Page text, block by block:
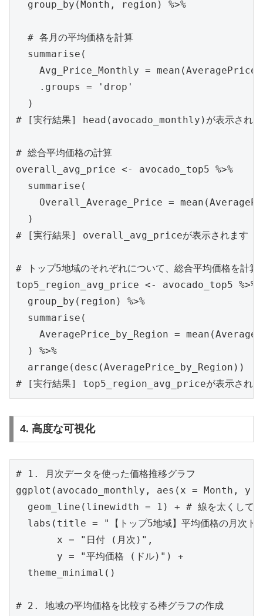
  group_by(Month, region) %>%
  # 各月の平均価格を計算
  summarise(
Avg_Price_Monthly =
    .groups = 'drop'
  )
# [実行結果] head(avocado_monthly)が表示されま
# 総合平均価格の計算
overall_avg_price <- avocado_top5 %>%
  summarise(
Overall_Average_Price =
  )
# [実行結果] overall_avg_priceが表示されます
# トップ5地域のそれぞれについて、総合平均価格を計算
top5_region_avg_price <- avocado_top5 %>%
  group_by(region) %>%
  summarise(
AveragePrice_by_Region =
  ) %>%
  arrange(desc(AveragePrice_by_Region))
# [実行結果] top5_region_avg_priceが表示されま
4. 高度な可視化
# 1. 月次データを使った価格推移グラフ
ggplot(avocado_monthly, aes(x = Month,
geom_line(linewidth = 1) + # 線を太くして見
labs(title = "【トップ5地域】平均価格の月次ト
       x = "日付 (月次)",
       y = "平均価格 (ドル)") +
  theme_minimal()
# 2. 地域の平均価格を比較する棒グラフの作成